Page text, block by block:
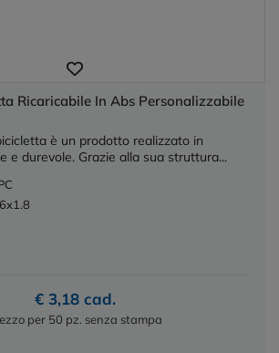
Ricaricabile In Abs Personalizzabile
è un prodotto realizzato in
e durevole. Grazie alla sua struttura...
€ 3,18 cad.
per 50 pz. senza stampa